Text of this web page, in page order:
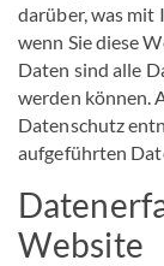
darüber, was mit
wenn Sie diese
Daten sind alle
werden können.
Datenschutz
aufgeführten
Website